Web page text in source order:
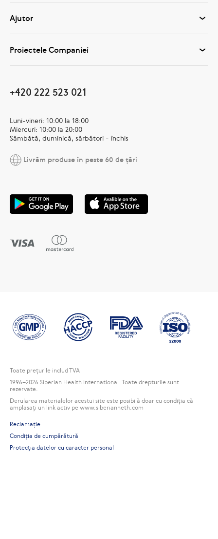
Ajutor
Proiectele Companiei
+420 222 523 021
Luni-vineri: 10:00 la 18:00
Miercuri: 10:00 la 20:00
Sâmbătă, duminică, sărbători - închis
Livrăm produse în peste 60 de țări
Toate preţurile includ TVA
1996–2026 Siberian Health International. Toate drepturile sunt
rezervate.
Derularea materialelor acestui site este posibilă doar cu condiția că
amplasați un link activ pe www.siberianheth.com
Reclamaţie
Condiția de cumpărătură
Protecția datelor cu caracter personal